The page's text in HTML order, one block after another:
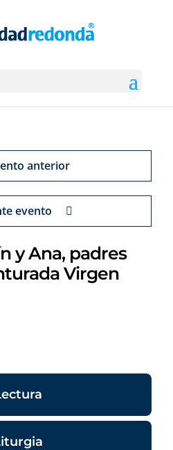
anterior
evento
y Ana, padres
Virgen